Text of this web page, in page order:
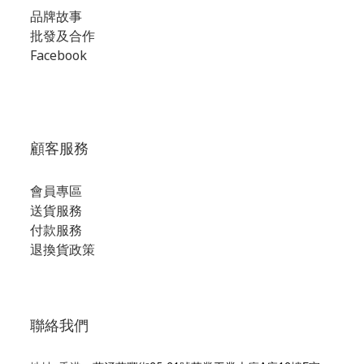
品牌故事
批發及合作
Facebook
顧客服務
會員專區
送貨服務
付款服務
退換貨政策
聯絡我們